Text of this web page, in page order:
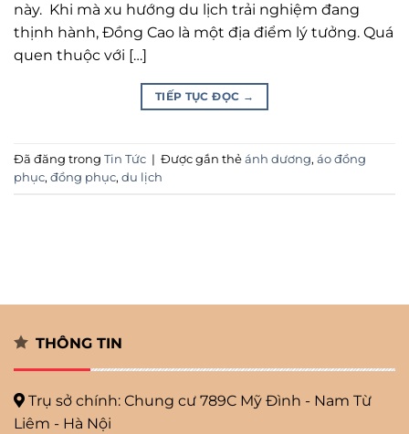
này. Khi mà xu hướng du lịch trải nghiệm đang
thịnh hành, Đồng Cao là một địa điểm lý tưởng. Quá
quen thuộc với […]
TIẾP TỤC ĐỌC →
Đã đăng trong Tin Tức | Được gắn thẻ ánh dương, áo đồng
phục, đồng phục, du lịch
THÔNG TIN
Trụ sở chính: Chung cư 789C Mỹ Đình - Nam Từ
Liêm - Hà Nội